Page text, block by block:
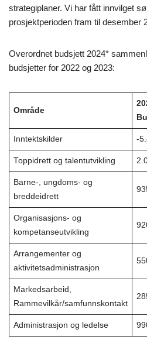
strategiplaner. Vi har fått innvilget
prosjektperioden fram til desember
Overordnet budsjett 2024*
budsjetter for 2022 og 2023:
Område
Inntektskilder -
Toppidrett og talentutvikling
Barne-, ungdoms- og
breddeidrett
Organisasjons- og
kompetanseutvikling
Arrangementer og
aktivitetsadministrasjon
Markedsarbeid,
Rammevilkår/samfunnskontakt
Administrasjon og ledelse